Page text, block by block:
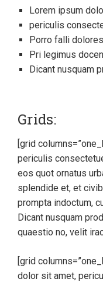
Lorem ipsum
periculis
Porro falli
Pri legimus
Dicant nusquam
Grids:
[grid
periculis
eos quot ornatus
splendide et, et
prompta indoctum,
Dicant nusquam
quaestio no, velit
[grid
dolor sit amet,